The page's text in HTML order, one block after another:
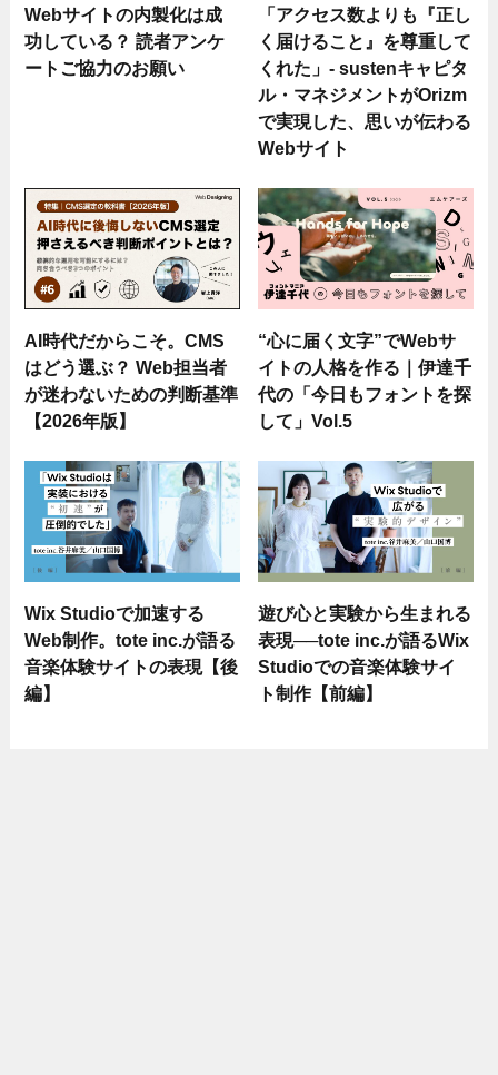
Webサイトの内製化は成
功している？ 読者アンケ
ートご協力のお願い
「アクセス数よりも『正し
く届けること』を尊重して
くれた」- sustenキャピタ
ル・マネジメントがOrizm
で実現した、思いが伝わる
Webサイト
AI時代だからこそ。CMS
はどう選ぶ？ Web担当者
が迷わないための判断基準
【2026年版】
“心に届く文字”でWebサ
イトの人格を作る｜伊達千
代の「今日もフォントを探
して」Vol.5
Wix Studioで加速する
Web制作。tote inc.が語る
音楽体験サイトの表現【後
編】
遊び心と実験から生まれる
表現──tote inc.が語るWix
Studioでの音楽体験サイ
ト制作【前編】